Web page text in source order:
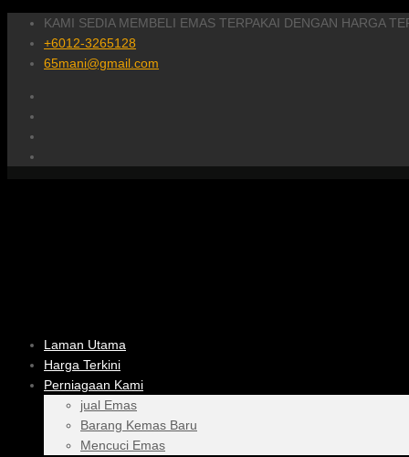
KAMI SEDIA MEMBELI EMAS TERPAKAI DENGAN HARGA
+6012-3265128
65mani@gmail.com
Laman Utama
Harga Terkini
Perniagaan Kami
jual Emas
Barang Kemas Baru
Mencuci Emas